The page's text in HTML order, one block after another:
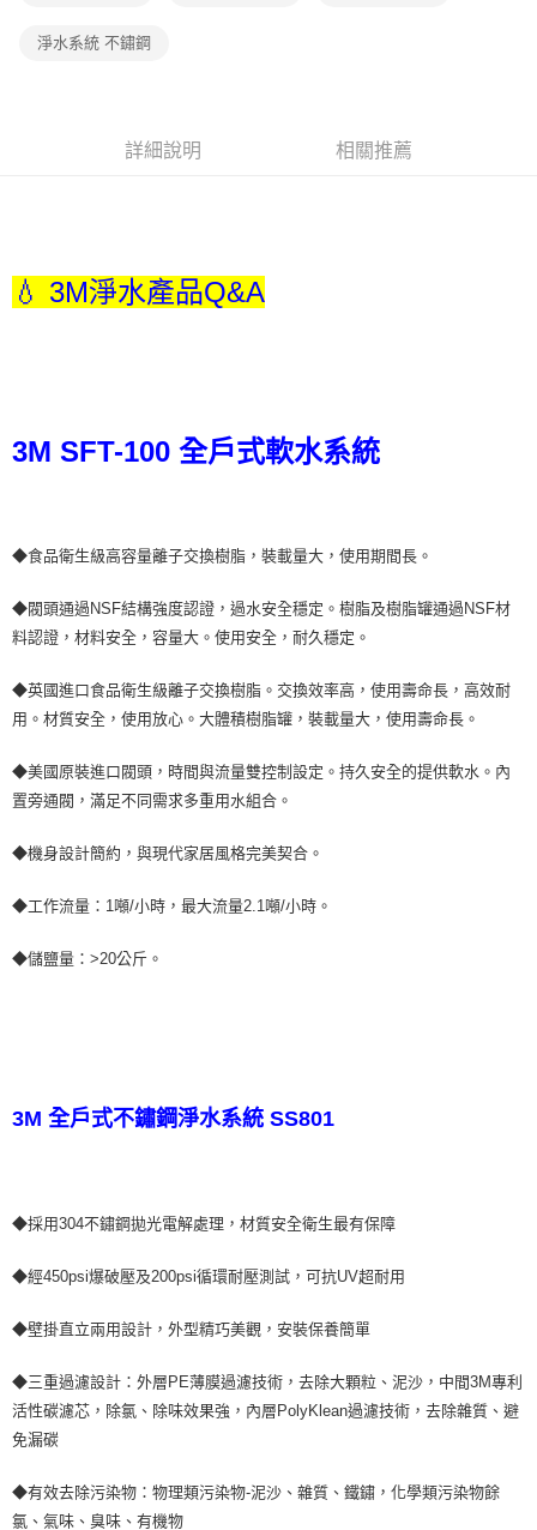
是否繳費成功／繳費後需取消欲退款等相關疑問，請聯繫「AFTEE先享後付
易，需依本服務之必要範圍內提供個人資料，並將交易相關給付款項請求債
任。
４．使用「AFTEE先享後付」時，將依據個別帳號之用戶狀況，依本公司即
淨水系統 不鏽鋼
詳細說明 相關推薦
💧 3M淨水產品Q&A
3M SFT-100 全戶式軟水系統
◆食品衛生級高容量離子交換樹脂，裝載量大，使用期間長。
◆閥頭通過NSF結構強度認證，過水安全穩定。樹脂及樹脂罐通過NSF材
料認證，材料安全，容量大。使用安全，耐久穩定。
◆英國進口食品衛生級離子交換樹脂。交換效率高，使用壽命長，高效耐
用。材質安全，使用放心。大體積樹脂罐，裝載量大，使用壽命長。
◆美國原裝進口閥頭，時間與流量雙控制設定。持久安全的提供軟水。內
置旁通閥，滿足不同需求多重用水組合。
◆機身設計簡約，與現代家居風格完美契合。
◆工作流量：1噸/小時，最大流量2.1噸/小時。
◆儲鹽量：>20公斤。
3M 全戶式不鏽鋼淨水系統 SS801
◆採用304不鏽鋼拋光電解處理，材質安全衛生最有保障
◆經450psi爆破壓及200psi循環耐壓測試，可抗UV超耐用
◆壁掛直立兩用設計，外型精巧美觀，安裝保養簡單
◆三重過濾設計：外層PE薄膜過濾技術，去除大顆粒、泥沙，中間3M專利
活性碳濾芯，除氯、除味效果強，內層PolyKlean過濾技術，去除雜質、避
免漏碳
◆有效去除污染物：物理類污染物-泥沙、雜質、鐵鏽，化學類污染物餘
氯、氣味、臭味、有機物